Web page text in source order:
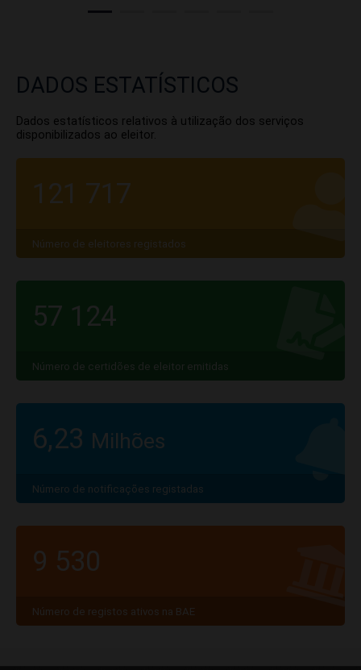
DADOS ESTATÍSTICOS
Dados estatísticos relativos à utilização dos serviços
disponibilizados ao eleitor.
121 717
Número de eleitores registados
57 124
Número de certidões de eleitor emitidas
6,23 Milhões
Número de notificações registadas
9 530
Número de registos ativos na BAE